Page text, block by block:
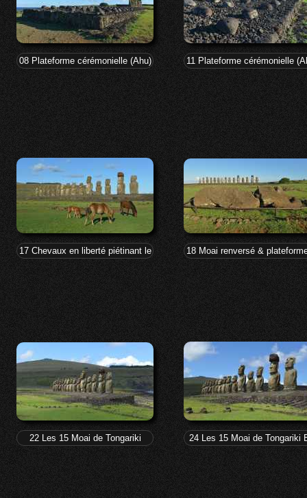
08 Plateforme cérémonielle (Ahu) de Tongariki (Après-midi)
11 Plateforme cérémonielle
17 Chevaux en liberté piétinant le site archéologique18 Moai renversé &
22 Les 15 Moai de Tongariki 24 Les 15 Moai de Tongariki